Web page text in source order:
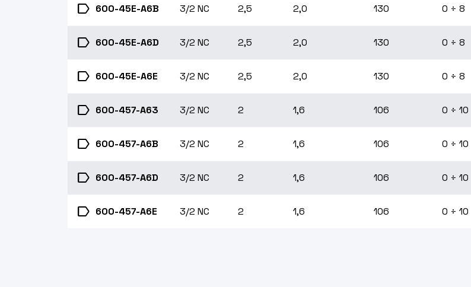
label 600-45E-A6B 3/2 NC 2,5 2,0 130 0 ÷ 8
label 600-45E-A6D 3/2 NC 2,5 2,0 130 0 ÷ 8
label 600-45E-A6E 3/2 NC 2,5 2,0 130 0 ÷ 8
label 600-457-A63 3/2 NC 2 1,6 106 0 ÷ 10
label 600-457-A6B 3/2 NC 2 1,6 106 0 ÷ 10
label 600-457-A6D 3/2 NC 2 1,6 106 0 ÷ 10
label 600-457-A6E 3/2 NC 2 1,6 106 0 ÷ 10